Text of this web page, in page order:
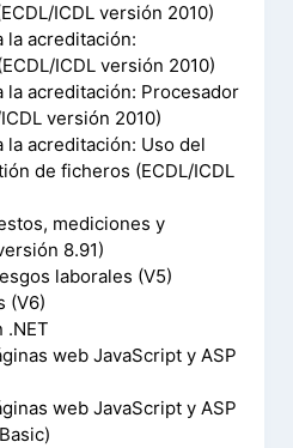
ICDL versión 2010)
la acreditación:
ICDL versión 2010)
la acreditación: Procesador
versión 2010)
la acreditación: Uso del
de ficheros (ECDL/ICDL
mediciones y
8.91)
laborales (V5)
(V6)
.NET
web JavaScript y ASP
web JavaScript y ASP